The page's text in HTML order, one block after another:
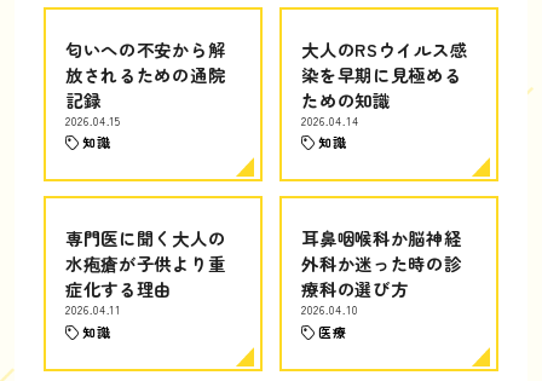
匂いへの不安から解
放されるための通院
記録
2026.04.15
知識
大人のRSウイルス感
染を早期に見極める
ための知識
2026.04.14
知識
専門医に聞く大人の
水疱瘡が子供より重
症化する理由
2026.04.11
知識
耳鼻咽喉科か脳神経
外科か迷った時の診
療科の選び方
2026.04.10
医療